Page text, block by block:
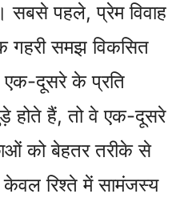
सबसे पहले, प्रेम विवाह
गहरी समझ विकसित
एक-दूसरे के प्रति
होते हैं, तो वे एक-दूसरे
को बेहतर तरीके से
रिश्ते में सामंजस्य